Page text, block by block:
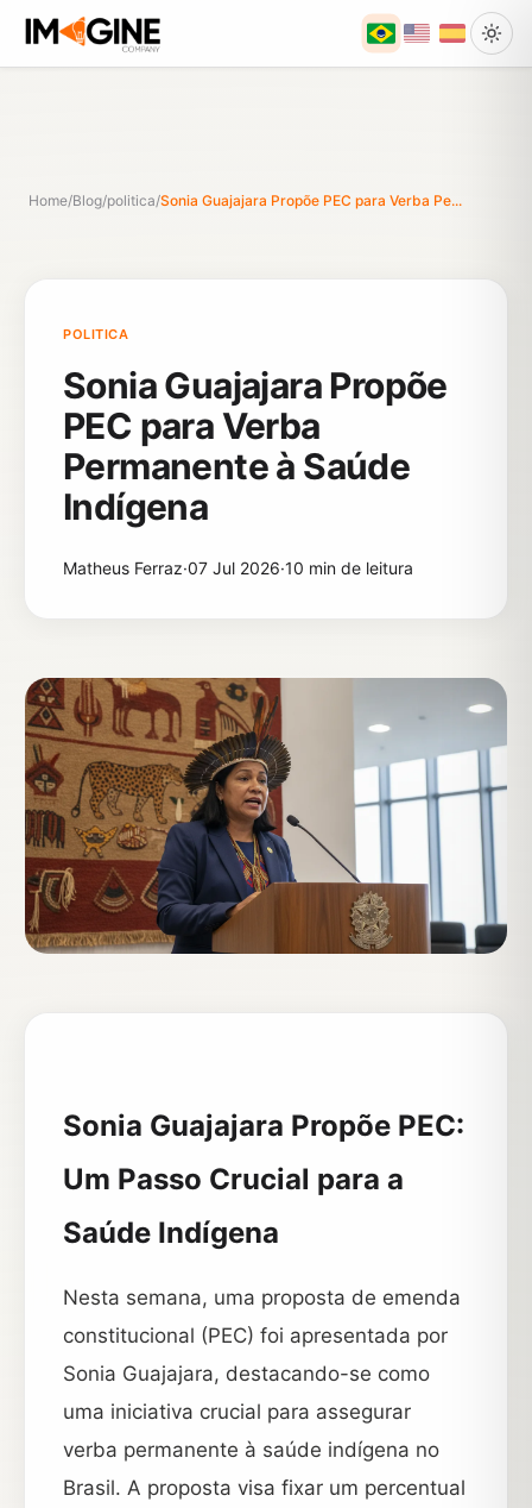
Home/Blog/politica/Sonia Guajajara Propõe PEC para Verba Pe...
POLITICA
Sonia Guajajara Propõe
PEC para Verba
Permanente à Saúde
Indígena
Matheus Ferraz·07 Jul 2026·10 min de leitura
Sonia Guajajara Propõe PEC:
Um Passo Crucial para a
Saúde Indígena
Nesta semana, uma proposta de emenda
constitucional (PEC) foi apresentada por
Sonia Guajajara, destacando-se como
uma iniciativa crucial para assegurar
verba permanente à saúde indígena no
Brasil. A proposta visa fixar um percentual